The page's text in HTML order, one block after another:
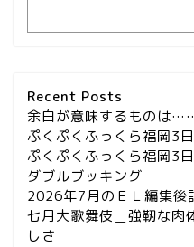
Recent Posts
余白が意味するものは
ぷくぷくふっくら福岡3
ぷくぷくふっくら福岡3
ダブルブッキング
2026年7月のＥＬ編集後
七月大歌舞伎＿強靭な肉
しさ